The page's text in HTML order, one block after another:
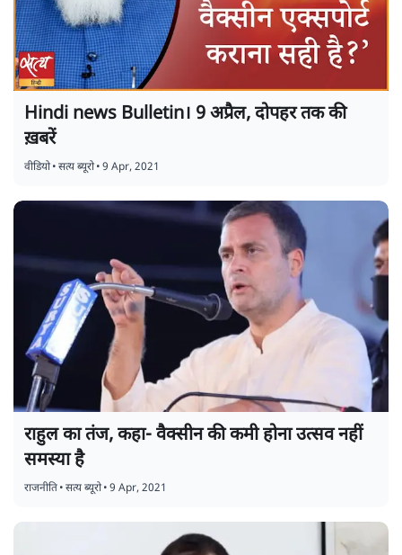
Hindi news Bulletin। 9 अप्रैल, दोपहर तक की
ख़बरें
वीडियो•सत्य ब्यूरो•9 Apr, 2021
राहुल का तंज, कहा- वैक्सीन की कमी होना उत्सव नहीं
समस्या है
राजनीति•सत्य ब्यूरो•9 Apr, 2021